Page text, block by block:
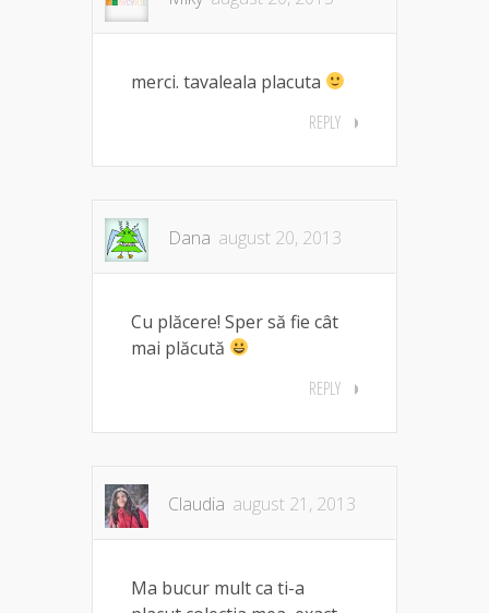
merci. tavaleala placuta
REPLY
Dana august 20, 2013
Cu plăcere! Sper să fie cât
mai plăcută
REPLY
Claudia august 21, 2013
Ma bucur mult ca ti-a